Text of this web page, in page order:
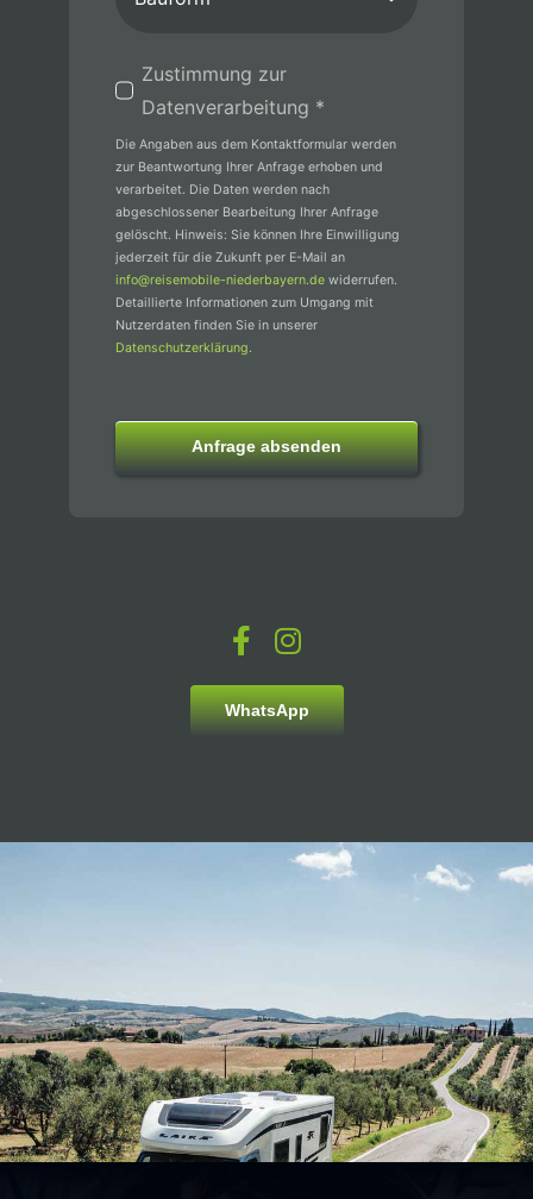
Zustimmung zur
Datenverarbeitung *
Die Angaben aus dem Kontaktformular werden
zur Beantwortung Ihrer Anfrage erhoben und
verarbeitet. Die Daten werden nach
abgeschlossener Bearbeitung Ihrer Anfrage
gelöscht. Hinweis: Sie können Ihre Einwilligung
jederzeit für die Zukunft per E-Mail an
info@reisemobile-niederbayern.de widerrufen.
Detaillierte Informationen zum Umgang mit
Nutzerdaten finden Sie in unserer
Datenschutzerklärung.
Anfrage absenden
WhatsApp